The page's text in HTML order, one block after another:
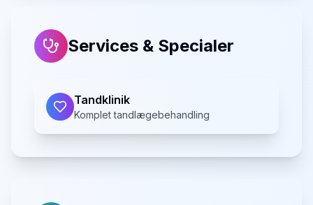
Services & Specialer
Tandklinik
Komplet tandlægebehandling